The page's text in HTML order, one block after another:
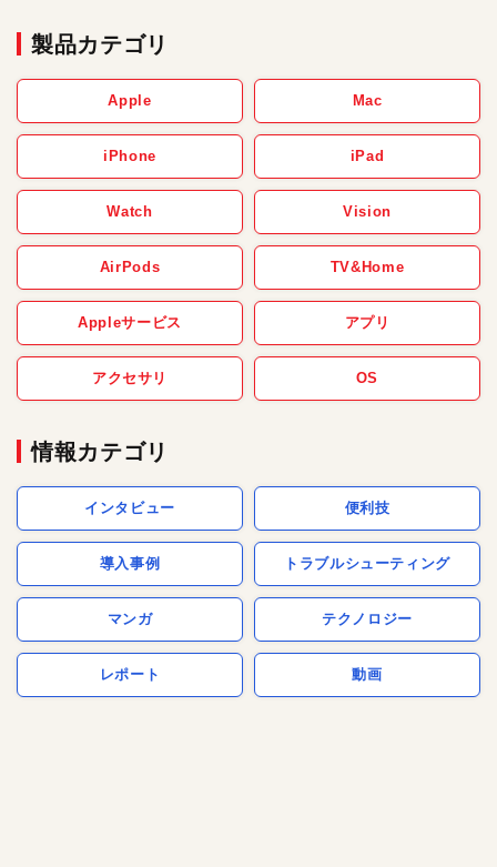
製品カテゴリ
Apple Mac
iPhone iPad
Watch Vision
AirPods TV&Home
Appleサービス アプリ
アクセサリ OS
情報カテゴリ
インタビュー 便利技
導入事例 トラブルシューティング
マンガ テクノロジー
レポート 動画